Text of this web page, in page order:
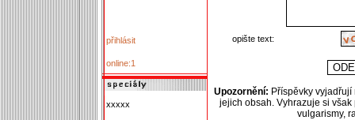
přihlásit
online:1
xxxxx
opište text:
Upozornění: Příspěvky
jejich obsah. Vyhrazuje si
vulgarismy,